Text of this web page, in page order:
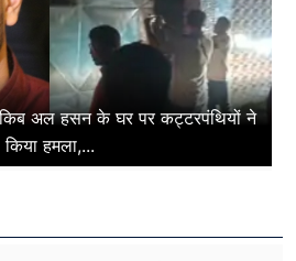
अल हसन के घर पर कट्टरपंथियों ने
किया हमला,...